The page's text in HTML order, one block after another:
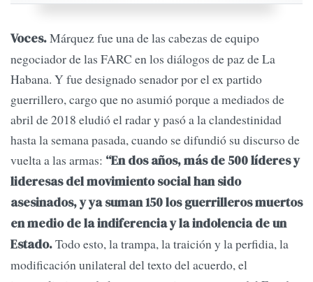
Voces.Márquez fue una de las cabezas de equipo
negociador de las FARC en los diálogos de paz de La
Habana. Y fue designado senador por el ex partido
guerrillero, cargo que no asumió porque a mediados de
abril de 2018 eludió el radar y pasó a la clandestinidad
hasta la semana pasada, cuando se difundió su discurso de
vuelta a las armas: “En dos años, más de 500 líderes y
lideresas del movimiento social han sido
asesinados, y ya suman 150 los guerrilleros muertos
en medio de la indiferencia y la indolencia de un
Estado.Todo esto, la trampa, la traición y la perfidia, la
modificación unilateral del texto del acuerdo, el